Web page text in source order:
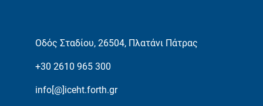
Οδός Σταδίου, 26504, Πλατάνι Πάτρας
+30 2610 965 300
info[@]iceht.forth.gr